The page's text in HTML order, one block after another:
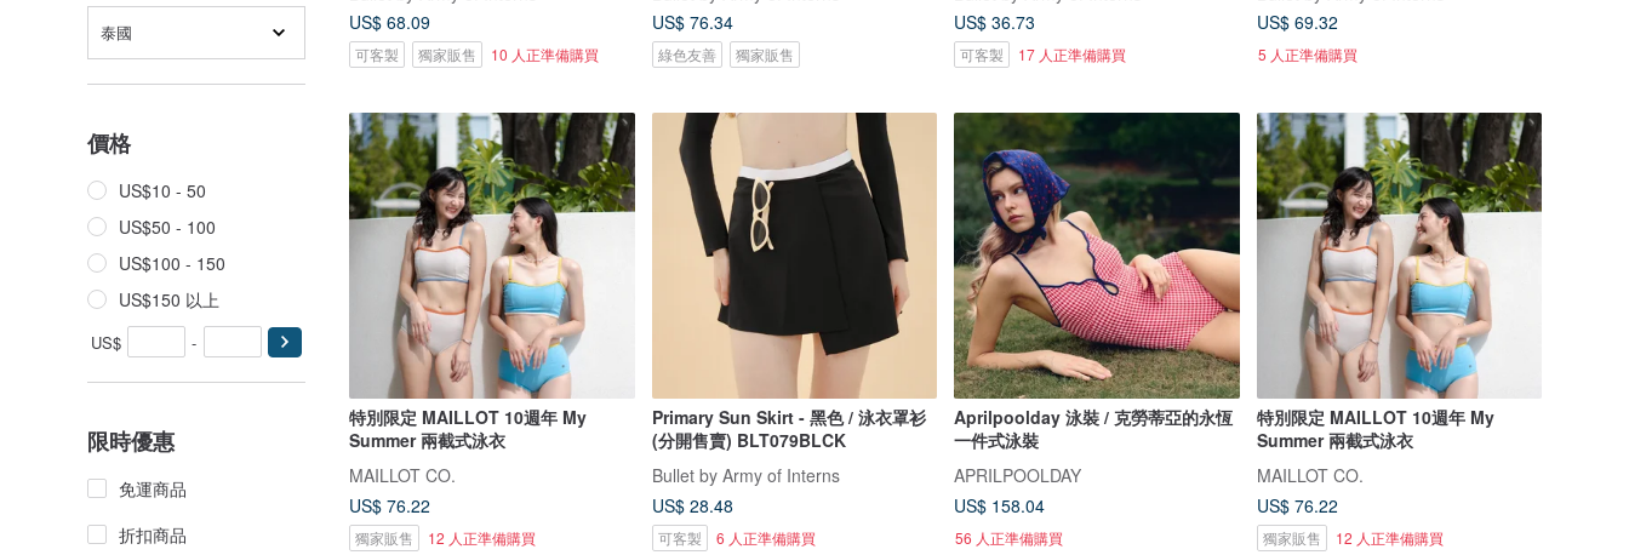
泰國
價格
US$10 - 50
US$50 - 100
US$100 - 150
US$150 以上
US$ -
限時優惠
免運商品
折扣商品
US$ 68.09
可客製 獨家販售 10 人正準備購買
US$ 76.34
綠色友善 獨家販售
US$ 36.73
可客製 17 人正準備購買
US$ 69.32
5 人正準備購買
特別限定 MAILLOT 10週年 My
Summer 兩截式泳衣
MAILLOT CO.
US$ 76.22
獨家販售 12 人正準備購買
Primary Sun Skirt - 黑色 / 泳衣罩衫
(分開售賣) BLT079BLCK
Bullet by Army of Interns
US$ 28.48
可客製 6 人正準備購買
Aprilpoolday 泳裝 / 克勞蒂亞的永恆
一件式泳裝
APRILPOOLDAY
US$ 158.04
56 人正準備購買
特別限定 MAILLOT 10週年 My
Summer 兩截式泳衣
MAILLOT CO.
US$ 76.22
獨家販售 12 人正準備購買